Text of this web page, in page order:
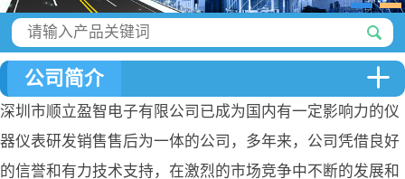
公司简介
深圳市顺立盈智电子有限公司已成为国内有一定影响力的仪
器仪表研发销售售后为一体的公司，多年来，公司凭借良好
的信誉和有力技术支持，在激烈的市场竞争中不断的发展和